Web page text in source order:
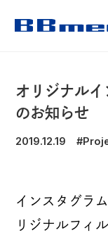
オリジナル
のお知らせ
2019.12.19
インスタグラ
リジナルフィ